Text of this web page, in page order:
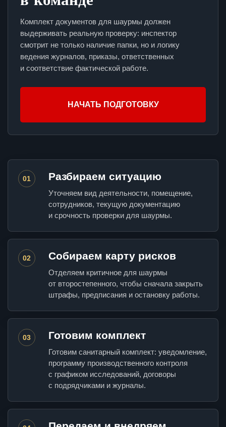
Комплект документов для шаурмы должен
выдерживать реальную проверку: инспектор
смотрит не только наличие папки, но и логику
ведения журналов, приказы, ответственных
и соответствие фактической работе.
НАЧАТЬ ПОДГОТОВКУ
01 Разбираем ситуацию
Уточняем вид деятельности, помещение,
сотрудников, текущую документацию
и срочность проверки для шаурмы.
02 Собираем карту рисков
Отделяем критичное для шаурмы
от второстепенного, чтобы сначала закрыть
штрафы, предписания и остановку работы.
03 Готовим комплект
Готовим санитарный комплект: уведомление,
программу производственного контроля
с графиком исследований, договоры
с подрядчиками и журналы.